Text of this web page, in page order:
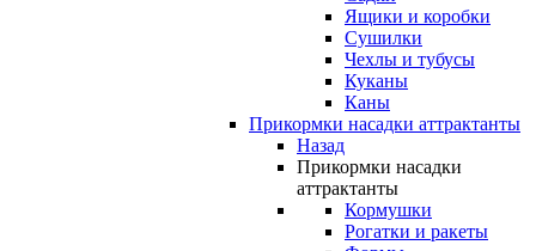
Ящики и коробки
Сушилки
Чехлы и тубусы
Куканы
Каны
Прикормки насадки аттрактанты
Назад
Прикормки насадки
аттрактанты
Кормушки
Рогатки и ракеты